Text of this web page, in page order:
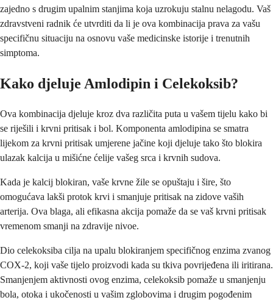
zajedno s drugim upalnim stanjima koja uzrokuju stalnu nelagodu. Vaš
zdravstveni radnik će utvrditi da li je ova kombinacija prava za vašu
specifičnu situaciju na osnovu vaše medicinske istorije i trenutnih
simptoma.
Kako djeluje Amlodipin i Celekoksib?
Ova kombinacija djeluje kroz dva različita puta u vašem tijelu kako bi
se riješili i krvni pritisak i bol. Komponenta amlodipina se smatra
lijekom za krvni pritisak umjerene jačine koji djeluje tako što blokira
ulazak kalcija u mišićne ćelije vašeg srca i krvnih sudova.
Kada je kalcij blokiran, vaše krvne žile se opuštaju i šire, što
omogućava lakši protok krvi i smanjuje pritisak na zidove vaših
arterija. Ova blaga, ali efikasna akcija pomaže da se vaš krvni pritisak
vremenom smanji na zdravije nivoe.
Dio celekoksiba cilja na upalu blokiranjem specifičnog enzima zvanog
COX-2, koji vaše tijelo proizvodi kada su tkiva povrijeđena ili iritirana.
Smanjenjem aktivnosti ovog enzima, celekoksib pomaže u smanjenju
bola, otoka i ukočenosti u vašim zglobovima i drugim pogođenim